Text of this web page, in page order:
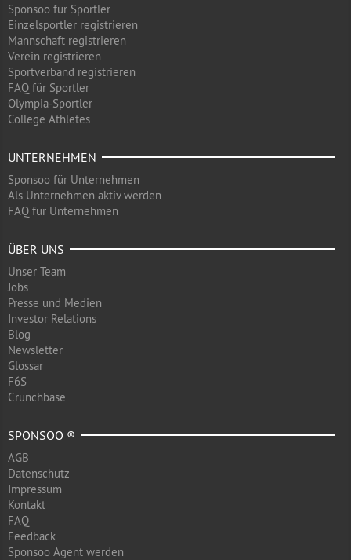
Sponsoo für Sportler
Einzelsportler registrieren
Mannschaft registrieren
Verein registrieren
Sportverband registrieren
FAQ für Sportler
Olympia-Sportler
College Athletes
UNTERNEHMEN
Sponsoo für Unternehmen
Als Unternehmen aktiv werden
FAQ für Unternehmen
ÜBER UNS
Unser Team
Jobs
Presse und Medien
Investor Relations
Blog
Newsletter
Glossar
F6S
Crunchbase
SPONSOO ®
AGB
Datenschutz
Impressum
Kontakt
FAQ
Feedback
Sponsoo Agent werden